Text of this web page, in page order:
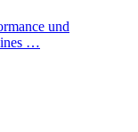
und
…